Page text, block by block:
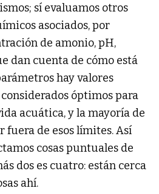
sí evaluamos otros
asociados, por
de amonio, pH,
dan cuenta de cómo está
hay valores
óptimos para
acuática, y la mayoría de
fuera de esos límites. Así
cosas puntuales de
dos es cuatro: están cerca
ahí.